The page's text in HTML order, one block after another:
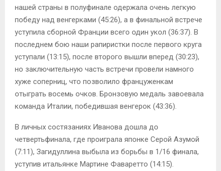
нашей страны в полуфинале одержала очень легкую
победу над венгерками (45:26), а в финальной встрече
уступила сборной Франции всего один укол (36:37). В
последнем бою наши рапиристки после первого круга
уступали (13:15), после второго вышли вперед (30:23),
но заключительную часть встречи провели намного
хуже соперниц, что позволило француженкам
отыграть восемь очков. Бронзовую медаль завоевала
команда Италии, победившая венгерок (43:36).
В личных состязаниях Иванова дошла до
четвертьфинала, где проиграла японке Серой Азумой
(7:11), Загидуллина выбыла из борьбы в 1/16 финала,
уступив итальянке Мартине Фаваретто (14:15).